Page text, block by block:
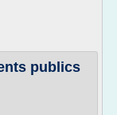
publics